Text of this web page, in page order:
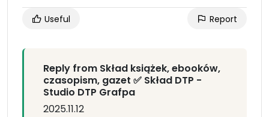
Useful Report
Reply from Skład książek, ebooków,
czasopism, gazet ✅ Skład DTP -
Studio DTP Grafpa
2025.11.12